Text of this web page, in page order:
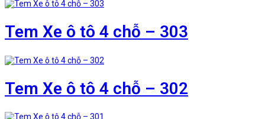
Tem Xe ô tô 4 chỗ – 303
Tem Xe ô tô 4 chỗ – 302